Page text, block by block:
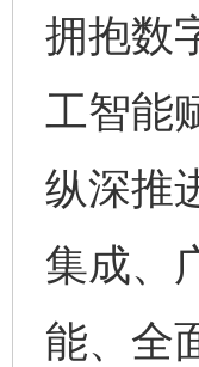
拥抱数
工智能
纵深推
集成、
能、全